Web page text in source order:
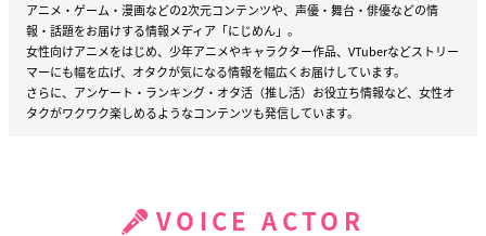
アニメ・ゲーム・漫画などの2次元コンテンツや、声優・舞台・俳優などの情
報・話題をお届けする情報メディア「にじめん」。
女性向けアニメをはじめ、少年アニメやキャラクター作品、VTuberなどストリー
マーにも幅を広げ、オタクが気になる情報を幅広くお届けしています。
さらに、アンケート・ランキング・オタ活（推し活）お役立ち情報など、女性オ
タクがワクワク楽しめるようなコンテンツも発信しています。
VOICE ACTOR